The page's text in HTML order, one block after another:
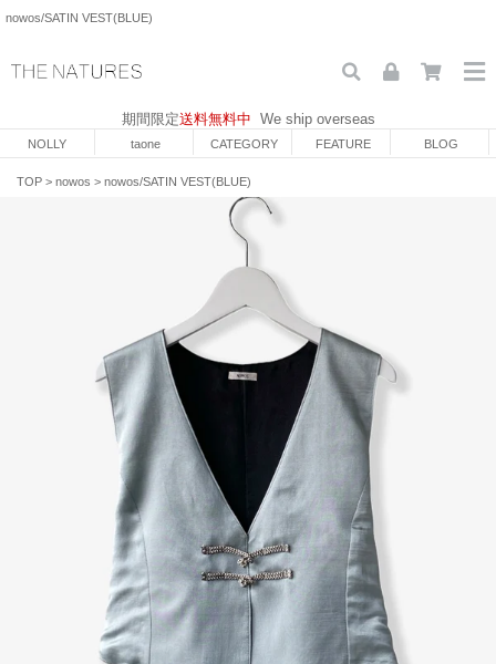
nowos/SATIN VEST(BLUE)
期間限定送料無料中 We ship overseas
NOLLY taone CATEGORY FEATURE BLOG
TOP > nowos > nowos/SATIN VEST(BLUE)